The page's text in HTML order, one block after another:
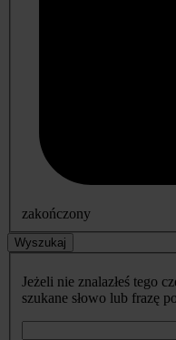
zakończony
Wyszukaj
Jeżeli nie znalazłeś tego
szukane słowo lub frazę